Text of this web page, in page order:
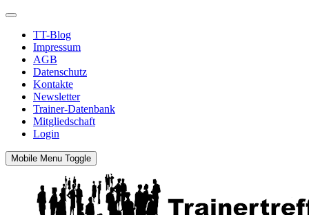
TT-Blog
Impressum
AGB
Datenschutz
Kontakte
Newsletter
Trainer-Datenbank
Mitgliedschaft
Login
Mobile Menu Toggle